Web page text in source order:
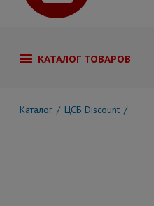
КАТАЛОГ ТОВАРОВ
Каталог ЦСБ Discount